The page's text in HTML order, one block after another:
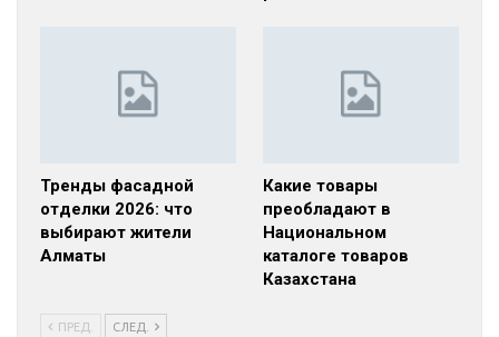
Тренды фасадной
отделки 2026: что
выбирают жители
Алматы
Какие товары
преобладают в
Национальном
каталоге товаров
Казахстана
ПРЕД. СЛЕД.